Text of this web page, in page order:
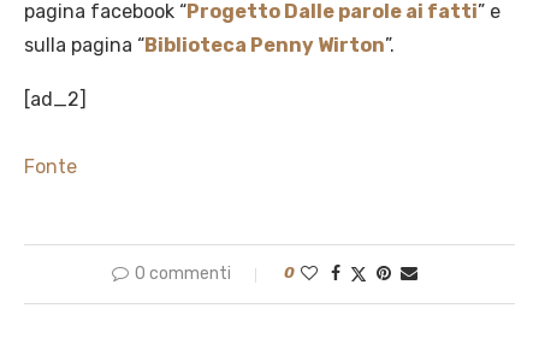
pagina facebook “Progetto Dalle parole ai fatti” e
sulla pagina “Biblioteca Penny Wirton”.
[ad_2]
Fonte
0 commenti 0